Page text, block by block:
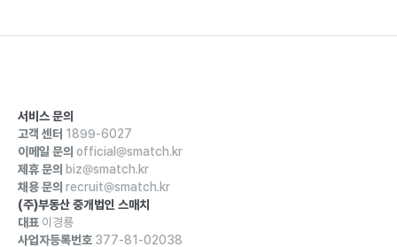
서비스 문의
고객 센터 1899-6027
이메일 문의 official@smatch.kr
제휴 문의 biz@smatch.kr
채용 문의 recruit@smatch.kr
(주)부동산 중개법인 스매치
대표 이경룡
사업자등록번호 377-81-02038